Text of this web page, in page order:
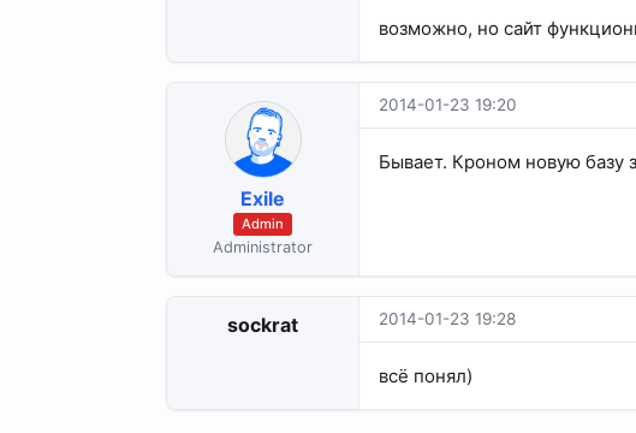
возможно, но сайт
Exile
Admin
Administrator
2014-01-23 19:20
Бывает. Кроном новую базу
sockrat 2014-01-23 19:28
всё понял)